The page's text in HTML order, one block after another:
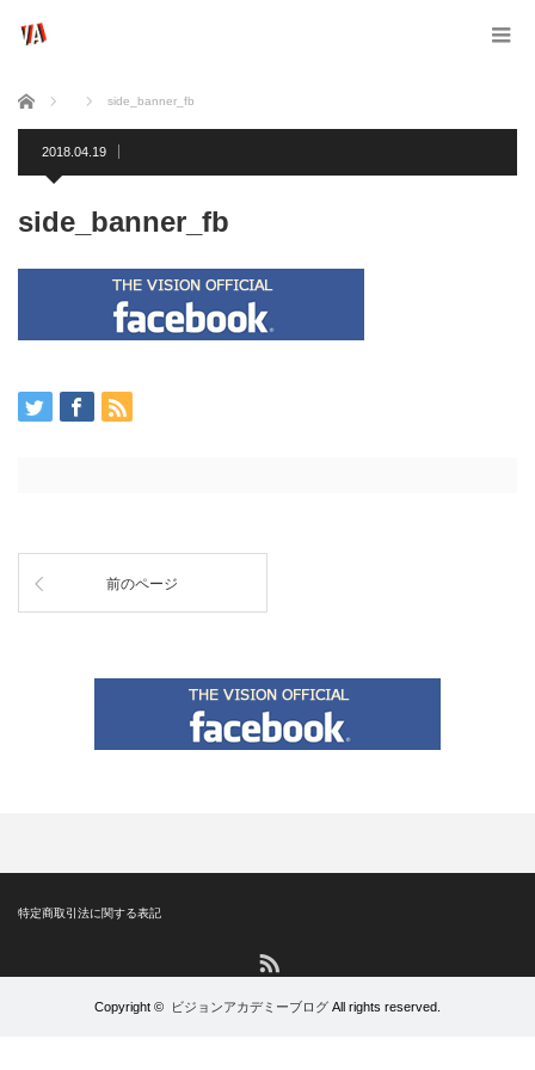
ホーム side_banner_fb
2018.04.19
side_banner_fb
前のページ
特定商取引法に関する表記
Copyright © ビジョンアカデミーブログ All rights reserved.